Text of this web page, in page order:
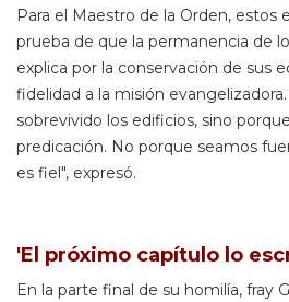
Para el Maestro de la Orden, estos
prueba de que la permanencia de
explica por la conservación de sus
fidelidad a la misión
sobrevivido los edificios, sino
predicación. No porque seamos
es fiel", expresó.
'El próximo capítulo lo
En la parte final de su homilía, fray